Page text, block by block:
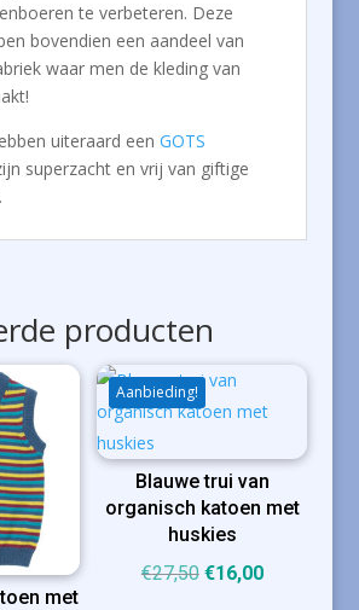
te verbeteren. Deze
bovendien een aandeel van
waar men de kleding van
uiteraard een GOTS
superzacht en vrij van giftige
producten
met
Aanbieding!
Blauwe trui van
organisch katoen met
huskies
€27,50 Oorspronkelijke
€16,00Huidige